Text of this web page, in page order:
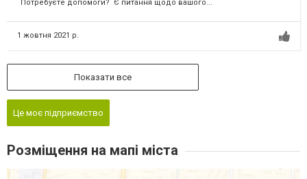
Потребуєте допомоги? ⁣ Є питання щодо вашого...
1 жовтня 2021 р.
Показати все
Це моє підприємство
Розміщення на мапі міста